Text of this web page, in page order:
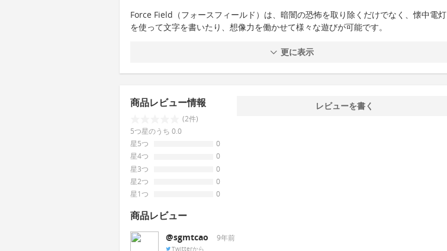
Force Field（フォースフィールド）は、暗闇の恐怖を取り除くだけでなく、懐中電灯
を使って文字を書いたり、想像力を働かせて様々な遊びが可能です。
更に表示
商品レビュー情報
(2件)
5つ星のうち 0.0
星5つ
0
星4つ
0
星3つ
0
星2つ
0
星1つ
0
レビューを書く
商品レビュー
@sgmtcao 9年前
Twitterから